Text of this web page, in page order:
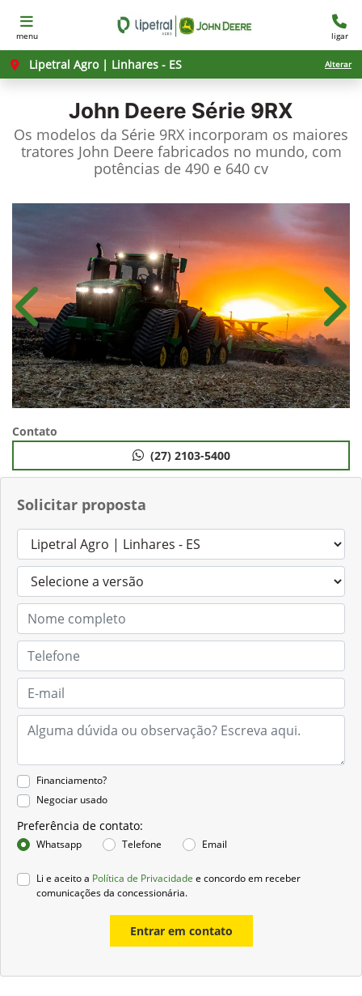
menu ligar
Lipetral Agro | Linhares - ES Alterar
John Deere Série 9RX
Os modelos da Série 9RX incorporam os maiores
tratores John Deere fabricados no mundo, com
potências de 490 e 640 cv
Solicitar proposta
Financiamento?
Negociar usado
Preferência de contato:
Whatsapp Telefone Email
Li e aceito a Política de Privacidade e concordo em receber
comunicações da concessionária.
Entrar em contato
Anterior
Contato
(27) 2103-5400